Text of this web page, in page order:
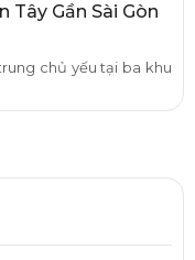
Tây Gần Sài Gòn
chủ yếu tại ba khu